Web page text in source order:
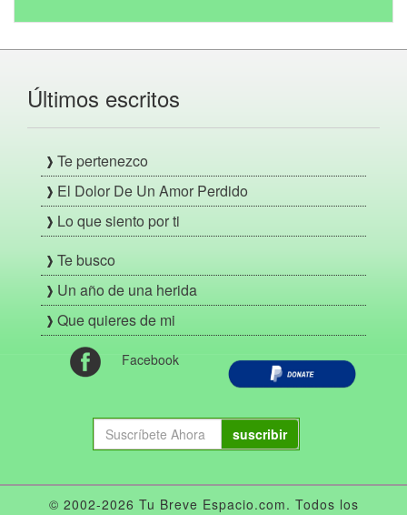
Últimos escritos
Te pertenezco
El Dolor De Un Amor Perdido
Lo que siento por ti
Te busco
Un año de una herida
Que quieres de mi
Facebook
suscribir
© 2002-2026 Tu Breve Espacio.com. Todos los